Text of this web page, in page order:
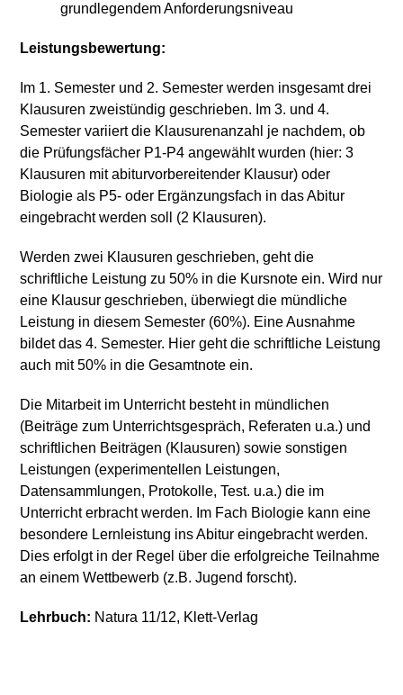
grundlegendem Anforderungsniveau
Leistungsbewertung:
Im 1. Semester und 2. Semester werden insgesamt drei
Klausuren zweistündig geschrieben. Im 3. und 4.
Semester variiert die Klausurenanzahl je nachdem, ob
die Prüfungsfächer P1-P4 angewählt wurden (hier: 3
Klausuren mit abiturvorbereitender Klausur) oder
Biologie als P5- oder Ergänzungsfach in das Abitur
eingebracht werden soll (2 Klausuren).
Werden zwei Klausuren geschrieben, geht die
schriftliche Leistung zu 50% in die Kursnote ein. Wird nur
eine Klausur geschrieben, überwiegt die mündliche
Leistung in diesem Semester (60%). Eine Ausnahme
bildet das 4. Semester. Hier geht die schriftliche Leistung
auch mit 50% in die Gesamtnote ein.
Die Mitarbeit im Unterricht besteht in mündlichen
(Beiträge zum Unterrichtsgespräch, Referaten u.a.) und
schriftlichen Beiträgen (Klausuren) sowie sonstigen
Leistungen (experimentellen Leistungen,
Datensammlungen, Protokolle, Test. u.a.) die im
Unterricht erbracht werden. Im Fach Biologie kann eine
besondere Lernleistung ins Abitur eingebracht werden.
Dies erfolgt in der Regel über die erfolgreiche Teilnahme
an einem Wettbewerb (z.B. Jugend forscht).
Lehrbuch: Natura 11/12, Klett-Verlag